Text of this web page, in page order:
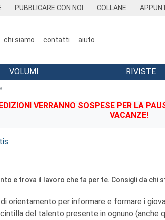
PUBBLICARE CON NOI COLLANE
chi siamo contatti aiuto
VOLUMI RIVISTE
VERRANNO SOSPESE PER LA
VACANZE!
e trova il lavoro che fa per te. Consigli da chi
orientamento per informare e formare i
del talento presente in ognuno (anche